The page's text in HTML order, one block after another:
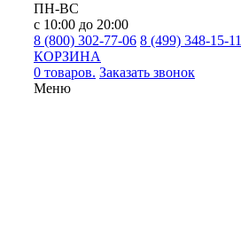
ПН-ВС
с 10:00 до 20:00
8 (800) 302-77-06 8 (499) 348-15-11
КОРЗИНА
0 товаров. Заказать звонок
Меню